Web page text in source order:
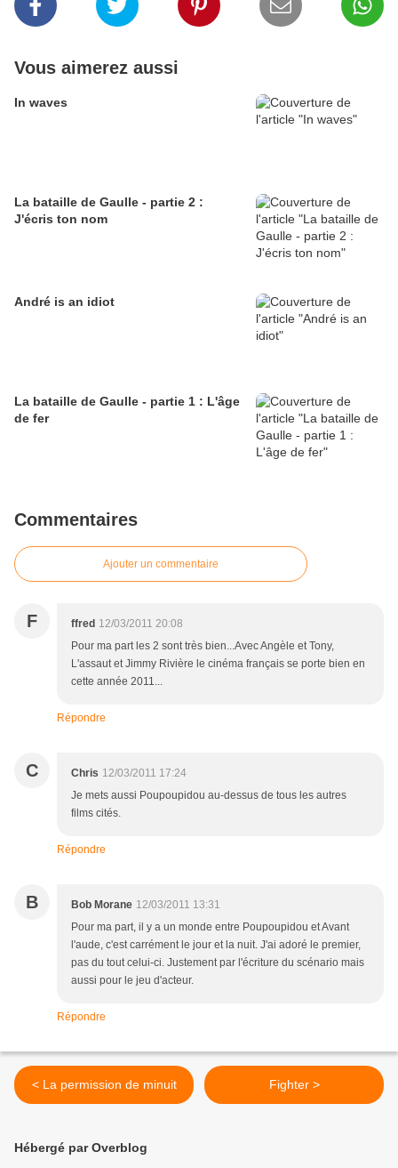
Vous aimerez aussi
In waves
La bataille de Gaulle - partie 2 :
J'écris ton nom
André is an idiot
La bataille de Gaulle - partie 1 : L'âge
de fer
Commentaires
Ajouter un commentaire
F ffred 12/03/2011 20:08
Pour ma part les 2 sont très bien...Avec Angèle et Tony,
L'assaut et Jimmy Rivière le cinéma français se porte bien en
cette année 2011...
Répondre
C Chris 12/03/2011 17:24
Je mets aussi Poupoupidou au-dessus de tous les autres
films cités.
Répondre
B Bob Morane 12/03/2011 13:31
Pour ma part, il y a un monde entre Poupoupidou et Avant
l'aude, c'est carrément le jour et la nuit. J'ai adoré le premier,
pas du tout celui-ci. Justement par l'écriture du scénario mais
aussi pour le jeu d'acteur.
Répondre
< La permission de minuit Fighter >
Hébergé par Overblog